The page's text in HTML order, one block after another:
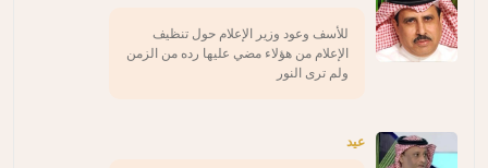
للأسف وعود وزير الإعلام حول تنظيف
الإعلام من هؤلاء مضي عليها رده من الزمن
ولم ترى النور
عيد